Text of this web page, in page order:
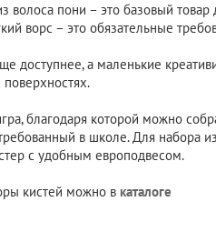
волоса пони – это базовый
ворс – это обязательные
доступнее, а маленькие
благодаря которой можно
в школе. Для набора
с удобным европодвесом.
кистей можно в каталоге